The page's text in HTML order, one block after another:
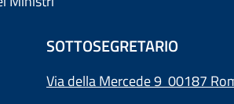
SOTTOSEGRETARIO
Via della Mercede 9 00187